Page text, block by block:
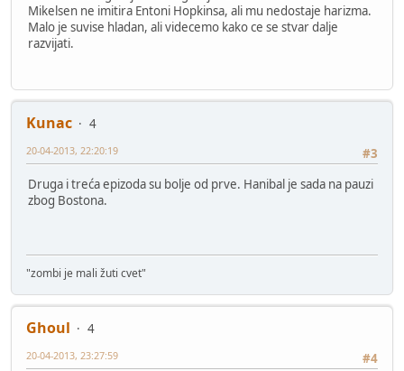
Mikelsen ne imitira Entoni Hopkinsa, ali mu nedostaje harizma.
Malo je suvise hladan, ali videcemo kako ce se stvar dalje
razvijati.
Kunac
4
#3
20-04-2013, 22:20:19
Druga i treća epizoda su bolje od prve. Hanibal je sada na pauzi
zbog Bostona.
"zombi je mali žuti cvet"
Ghoul
4
#4
20-04-2013, 23:27:59